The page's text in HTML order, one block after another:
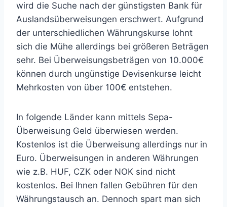
wird die Suche nach der günstigsten Bank für
Auslandsüberweisungen erschwert. Aufgrund
der unterschiedlichen Währungskurse lohnt
sich die Mühe allerdings bei größeren Beträgen
sehr. Bei Überweisungsbeträgen von 10.000€
können durch ungünstige Devisenkurse leicht
Mehrkosten von über 100€ entstehen.
In folgende Länder kann mittels Sepa-
Überweisung Geld überwiesen werden.
Kostenlos ist die Überweisung allerdings nur in
Euro. Überweisungen in anderen Währungen
wie z.B. HUF, CZK oder NOK sind nicht
kostenlos. Bei Ihnen fallen Gebühren für den
Währungstausch an. Dennoch spart man sich